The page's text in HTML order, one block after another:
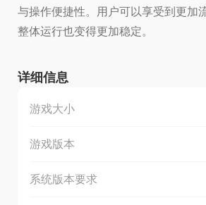
与操作便捷性。用户可以享受到更加
整体运行也变得更加稳定。
详细信息
游戏大小
游戏版本
系统版本要求